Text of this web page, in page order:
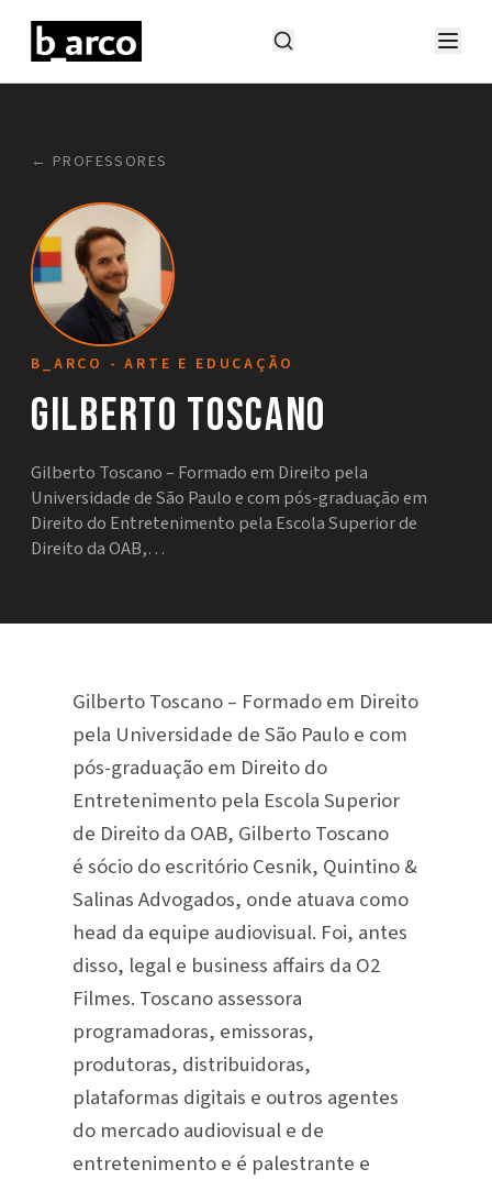
← PROFESSORES
B_ARCO - ARTE E EDUCAÇÃO
Gilberto Toscano
Gilberto Toscano – Formado em Direito pela
Universidade de São Paulo e com pós-graduação em
Direito do Entretenimento pela Escola Superior de
Direito da OAB,…
Gilberto Toscano – Formado em Direito
pela Universidade de São Paulo e com
pós-graduação em Direito do
Entretenimento pela Escola Superior
de Direito da OAB, Gilberto Toscano
é sócio do escritório Cesnik, Quintino &
Salinas Advogados, onde atuava como
head da equipe audiovisual. Foi, antes
disso, legal e business affairs da O2
Filmes. Toscano assessora
programadoras, emissoras,
produtoras, distribuidoras,
plataformas digitais e outros agentes
do mercado audiovisual e de
entretenimento e é palestrante e